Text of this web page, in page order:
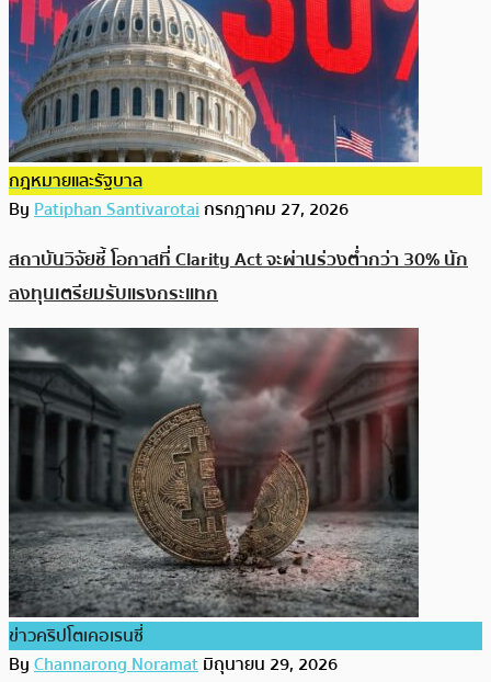
กฎหมายและรัฐบาล
ByPatiphan Santivarotaiกรกฎาคม 27, 2026
สถาบันวิจัยชี้ โอกาสที่ Clarity Act จะผ่านร่วงต่ำกว่า 30% นัก
ลงทุนเตรียมรับแรงกระแทก
ข่าวคริปโตเคอเรนซี่
ByChannarong Noramatมิถุนายน 29, 2026